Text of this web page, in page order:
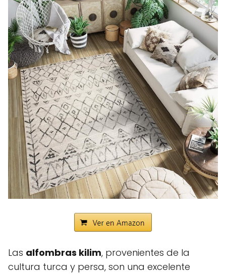
Las alfombras kilim, provenientes de la
cultura turca y persa, son una excelente